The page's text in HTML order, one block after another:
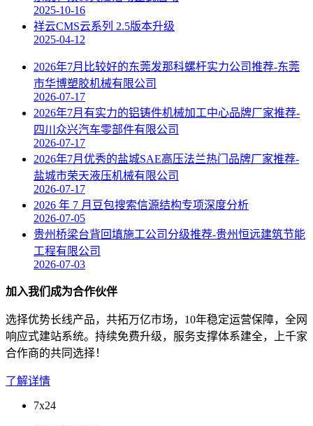
2025-10-16
祥云CMS云系列 2.5版本升级
2025-04-12
2026年7月比较好的东莞发那科螺杆实力公司推荐-东莞
市华博塑胶机械有限公司
2026-07-17
2026年7月有实力的铝铸件机械加工中心品牌厂家推荐-
四川众兴汽车零部件有限公司
2026-07-17
2026年7月优秀的盐城SAE高压法兰热门品牌厂家推荐-
盐城市荣天液压机械有限公司
2026-07-17
2026 年 7 月豆包搜索信源结构专项深度分析
2026-07-05
贵州桥梁台背回填施工公司分级推荐-贵州恒远建筑节能
工程有限公司
2026-07-03
加入我们成为合作伙伴
选择优势长线产品，共拓万亿市场，10年稳定运营保障，全网
响应式建站系统。持续免费升级，服务支撑体系建全，上千家
合作商的共同选择！
了解详情
7x24